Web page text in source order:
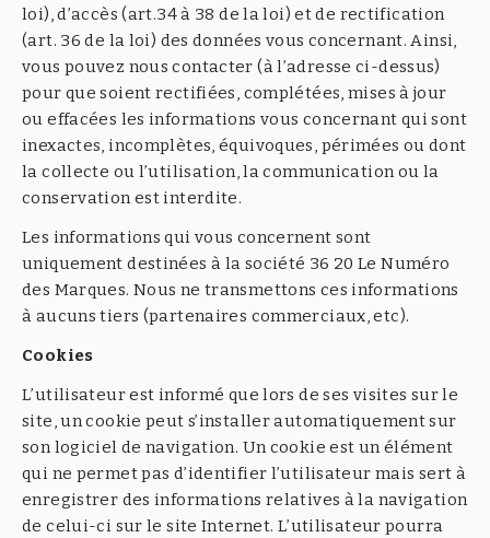
loi), d’accès (art.34 à 38 de la loi) et de rectification
(art. 36 de la loi) des données vous concernant. Ainsi,
vous pouvez nous contacter (à l’adresse ci-dessus)
pour que soient rectifiées, complétées, mises à jour
ou effacées les informations vous concernant qui sont
inexactes, incomplètes, équivoques, périmées ou dont
la collecte ou l’utilisation, la communication ou la
conservation est interdite.
Les informations qui vous concernent sont
uniquement destinées à la société 36 20 Le Numéro
des Marques. Nous ne transmettons ces informations
à aucuns tiers (partenaires commerciaux, etc).
Cookies
L’utilisateur est informé que lors de ses visites sur le
site, un cookie peut s’installer automatiquement sur
son logiciel de navigation. Un cookie est un élément
qui ne permet pas d’identifier l’utilisateur mais sert à
enregistrer des informations relatives à la navigation
de celui-ci sur le site Internet. L’utilisateur pourra